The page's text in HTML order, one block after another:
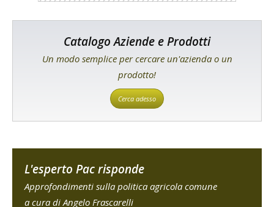
Catalogo Aziende e Prodotti
Un modo semplice per cercare un'azienda o un
prodotto!
Cerca adesso
L'esperto Pac risponde
Approfondimenti sulla politica agricola comune
a cura di Angelo Frascarelli